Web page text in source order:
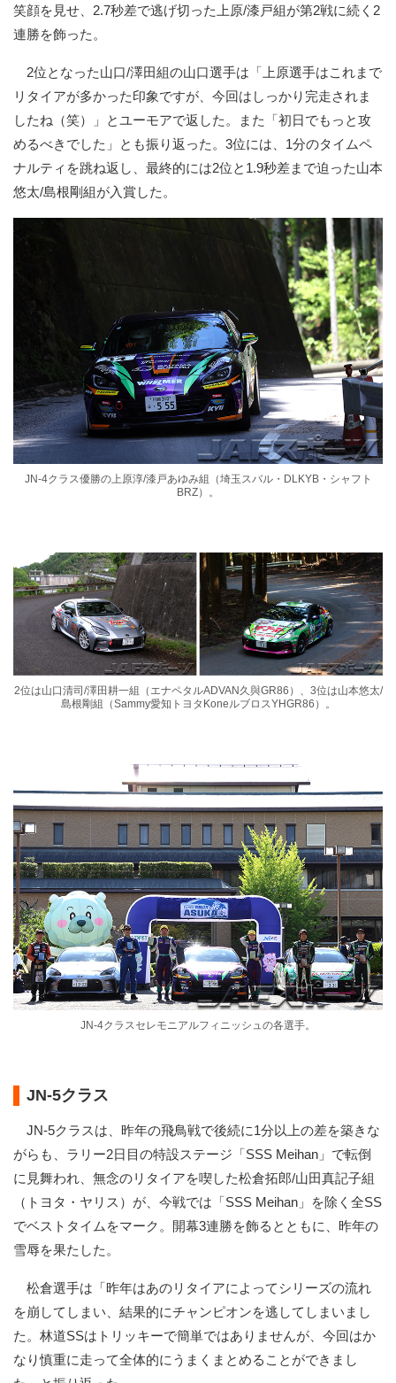
笑顔を見せ、2.7秒差で逃げ切った上原/漆戸組が第2戦に続く2
連勝を飾った。
2位となった山口/澤田組の山口選手は「上原選手はこれまで
リタイアが多かった印象ですが、今回はしっかり完走されま
したね（笑）」とユーモアで返した。また「初日でもっと攻
めるべきでした」とも振り返った。3位には、1分のタイムペ
ナルティを跳ね返し、最終的には2位と1.9秒差まで迫った山本
悠太/島根剛組が入賞した。
JN-4クラス優勝の上原淳/漆戸あゆみ組（埼玉スバル・DLKYB・シャフト
BRZ）。
2位は山口清司/澤田耕一組（エナペタルADVAN久與GR86）、3位は山本悠太/
島根剛組（Sammy愛知トヨタKoneルブロスYHGR86）。
JN-4クラスセレモニアルフィニッシュの各選手。
JN-5クラス
JN-5クラスは、昨年の飛鳥戦で後続に1分以上の差を築きな
がらも、ラリー2日目の特設ステージ「SSS Meihan」で転倒
に見舞われ、無念のリタイアを喫した松倉拓郎/山田真記子組
（トヨタ・ヤリス）が、今戦では「SSS Meihan」を除く全SS
でベストタイムをマーク。開幕3連勝を飾るとともに、昨年の
雪辱を果たした。
松倉選手は「昨年はあのリタイアによってシリーズの流れ
を崩してしまい、結果的にチャンピオンを逃してしまいまし
た。林道SSはトリッキーで簡単ではありませんが、今回はか
なり慎重に走って全体的にうまくまとめることができまし